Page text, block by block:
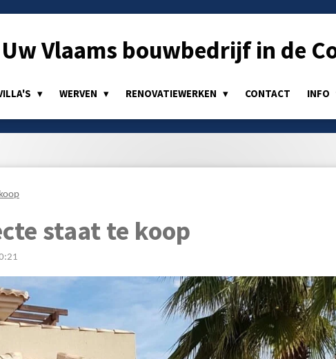
Uw Vlaams bouwbedrijf in de
WERVEN RENOVATIEWERKEN CONTACT INFO
staat te koop